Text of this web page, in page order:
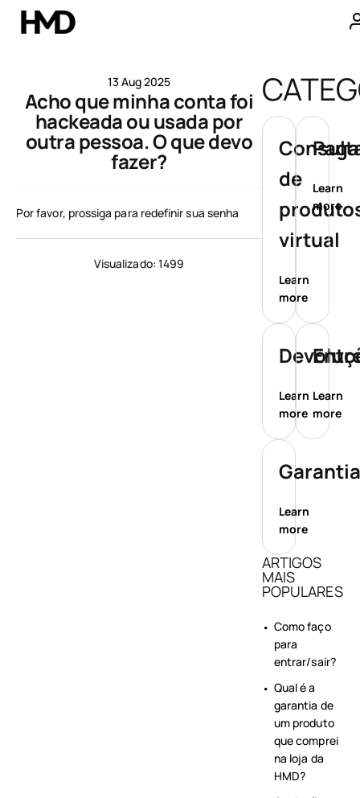
Smartphones
Telemóveis básicos
Ofertas
13 Aug 2025
Acho que minha conta foi
hackeada ou usada por
outra pessoa. O que devo
fazer?
Por favor, prossiga para redefinir sua senha
Visualizado: 1499
de
virtual
Learn
more
Learn
more
Learn
more
Learn
more
Learn
more
ARTIGOS
MAIS
POPULARES
Como faço
para
entrar/sair?
Qual é a
garantia de
um produto
que comprei
na loja da
HMD?